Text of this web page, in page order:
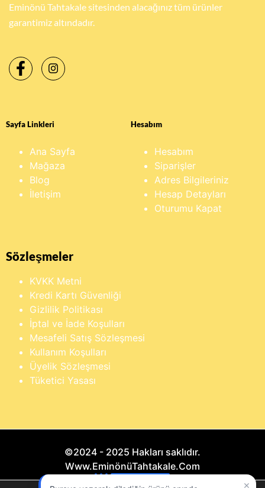
Eminönü Tahtakale sitesinden alacağınız tüm ürünler
garantimiz altındadır.
Sayfa Linkleri
Ana Sayfa
Mağaza
Blog
İletişim
Hesabım
Hesabım
Siparişler
Adres Bilgileriniz
Hesap Detayları
Oturumu Kapat
Sözleşmeler
KVKK Metni
Kredi Kartı Güvenliği
Gizlilik Politikası
İptal ve İade Koşulları
Mesafeli Satış Sözleşmesi
Kullanım Koşulları
Üyelik Sözleşmesi
Tüketici Yasası
©2024 - 2025 Hakları saklıdır.
Www.EminönüTahtakale.Com
×